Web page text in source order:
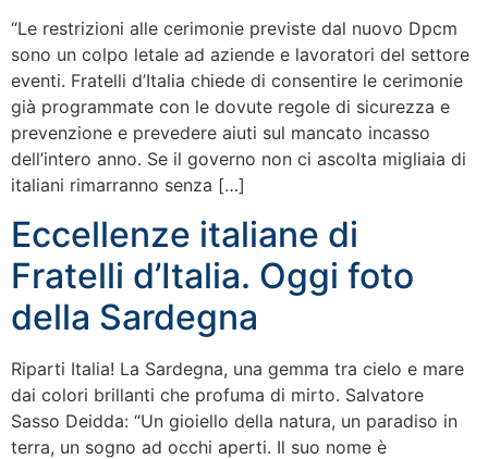
“Le restrizioni alle cerimonie previste dal nuovo Dpcm
sono un colpo letale ad aziende e lavoratori del settore
eventi. Fratelli d’Italia chiede di consentire le cerimonie
già programmate con le dovute regole di sicurezza e
prevenzione e prevedere aiuti sul mancato incasso
dell’intero anno. Se il governo non ci ascolta migliaia di
italiani rimarranno senza […]
Eccellenze italiane di
Fratelli d’Italia. Oggi foto
della Sardegna
Riparti Italia! La Sardegna, una gemma tra cielo e mare
dai colori brillanti che profuma di mirto. Salvatore
Sasso Deidda: “Un gioiello della natura, un paradiso in
terra, un sogno ad occhi aperti. Il suo nome è